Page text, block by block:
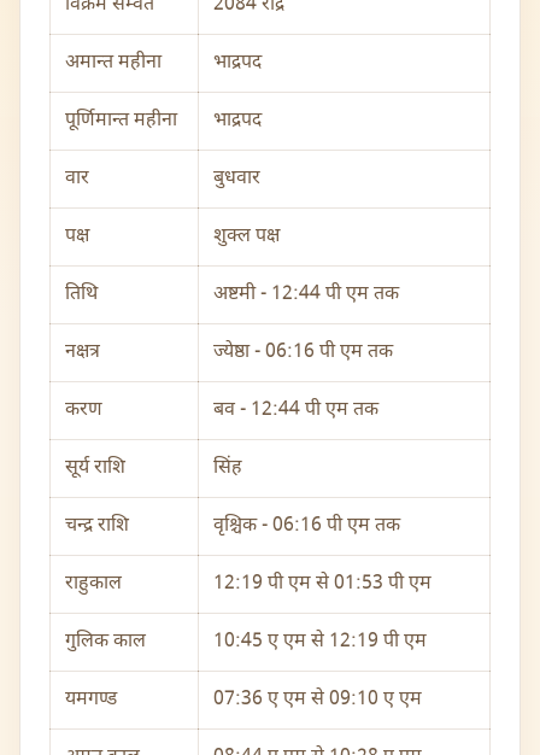
विक्रम सम्वत 2084 रौद्र
अमान्त महीना भाद्रपद
पूर्णिमान्त महीना भाद्रपद
वार बुधवार
पक्ष शुक्ल पक्ष
तिथि अष्टमी - 12:44 पी एम तक
नक्षत्र ज्येष्ठा - 06:16 पी एम तक
करण बव - 12:44 पी एम तक
सूर्य राशि सिंह
चन्द्र राशि वृश्चिक - 06:16 पी एम तक
राहुकाल 12:19 पी एम से 01:53 पी एम
गुलिक काल 10:45 ए एम से 12:19 पी एम
यमगण्ड 07:36 ए एम से 09:10 ए एम